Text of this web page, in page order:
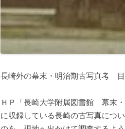
長崎外の幕末・明治期古写真考
ＨＰ「長崎大学附属図書館 幕末
に収録している長崎の古写真につ